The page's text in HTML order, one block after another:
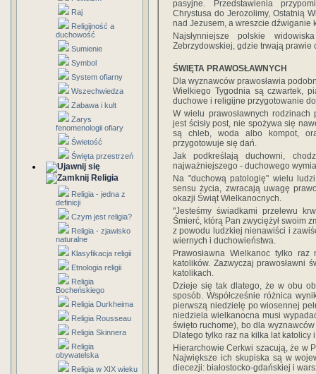
Raj
Religijność a
duchowość
Sumienie
Symbol
System ofiarny
Wszechwiedza
Zabawa i kult
Zarys
fenomenologii ofiary
Świetość
Święta przestrzeń
Religia
Religia - jedna z
definicji
Czym jest religia?
Religia - zjawisko
naturalne
Klasyfikacja religii
Etnologia religii
Religia
Bocheńskiego
Religia Durkheima
Religia Rousseau
Religia Skinnera
Religia
obywatelska
Religia w XIX wieku
pasyjne. Przedstawienia
Chrystusa do Jerozolimy, Ostatnią
nad Jezusem, a wreszcie dźwiganie
Najsłynniejsze polskie
Zebrzydowskiej, gdzie trwają prawie
ŚWIĘTA PRAWOSŁAWNYCH
Dla wyznawców prawosławia
Wielkiego Tygodnia są czwartek,
duchowe i religijne przygotowanie
W wielu prawosławnych rodzinach
jest ścisły post, nie spożywa się
są chleb, woda albo kompot,
przygotowuje się dań.
Jak podkreślają duchowni,
najważniejszego - duchowego
Na "duchową patologię" wielu
sensu życia, zwracają uwagę
okazji Świąt Wielkanocnych.
"Jesteśmy świadkami przelewu
Śmierć, którą Pan zwyciężył swoim
z powodu ludzkiej nienawiści i
wiernych i duchowieństwa.
Prawosławna Wielkanoc tylko
katolików. Zazwyczaj prawosławni
katolikach.
Dzieje się tak dlatego, że w obu
sposób. Współcześnie różnica
pierwszą niedzielę po wiosennej
niedziela wielkanocna musi
święto ruchome), bo dla
Dlatego tylko raz na kilka lat katolicy
Hierarchowie Cerkwi szacują, że w
Największe ich skupiska są w
diecezji: białostocko-gdańskiej i